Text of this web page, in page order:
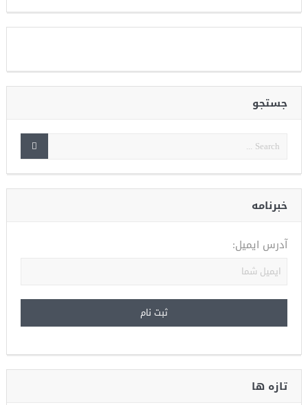
جستجو
خبرنامه
آدرس ایمیل:
تازه ها